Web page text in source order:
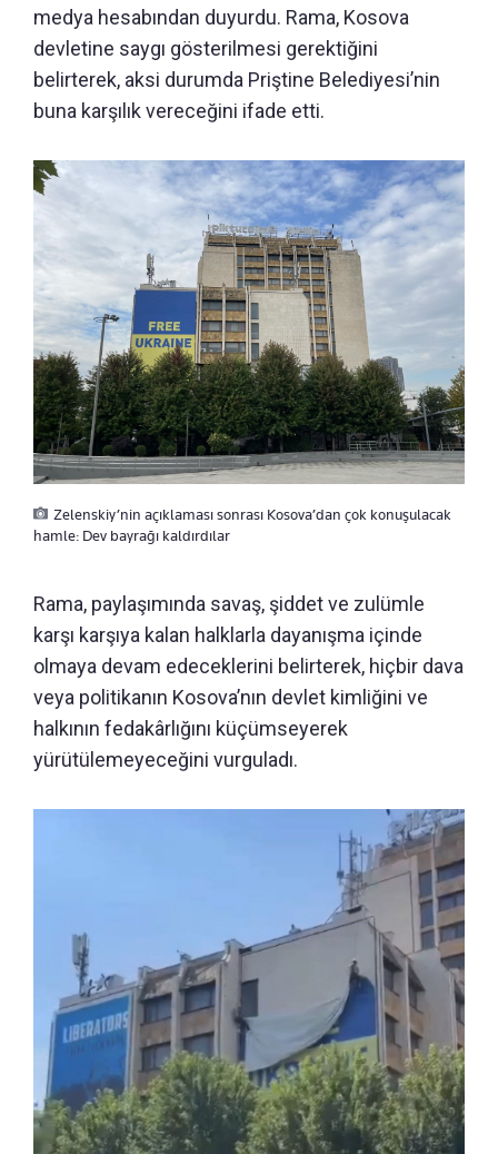
medya hesabından duyurdu. Rama, Kosova
devletine saygı gösterilmesi gerektiğini
belirterek, aksi durumda Priştine Belediyesi’nin
buna karşılık vereceğini ifade etti.
Zelenskiy’nin açıklaması sonrası Kosova’dan çok konuşulacak
hamle: Dev bayrağı kaldırdılar
Rama, paylaşımında savaş, şiddet ve zulümle
karşı karşıya kalan halklarla dayanışma içinde
olmaya devam edeceklerini belirterek, hiçbir dava
veya politikanın Kosova’nın devlet kimliğini ve
halkının fedakârlığını küçümseyerek
yürütülemeyeceğini vurguladı.